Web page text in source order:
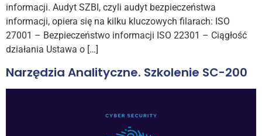
informacji. Audyt SZBI, czyli audyt bezpieczeństwa
informacji, opiera się na kilku kluczowych filarach: ISO
27001 – Bezpieczeństwo informacji ISO 22301 – Ciągłość
działania Ustawa o […]
Narzędzia Analityczne. Szkolenie SC-200